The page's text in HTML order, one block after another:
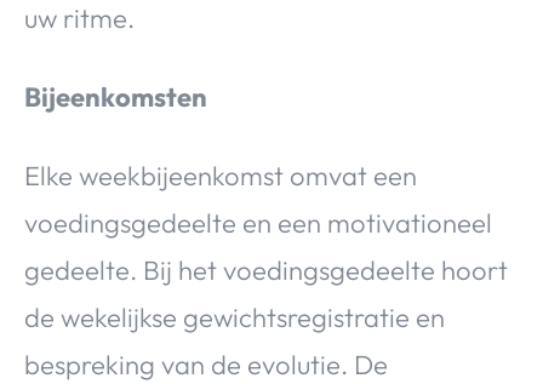
uw ritme.
Bijeenkomsten
Elke weekbijeenkomst omvat een
voedingsgedeelte en een motivationeel
gedeelte. Bij het voedingsgedeelte hoort
de wekelijkse gewichtsregistratie en
bespreking van de evolutie. De